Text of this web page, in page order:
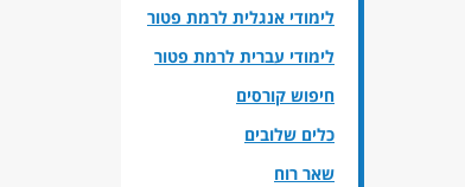
לימודי אנגלית לרמת פטור
לימודי עברית לרמת פטור
חיפוש קורסים
כלים שלובים
שאר רוח